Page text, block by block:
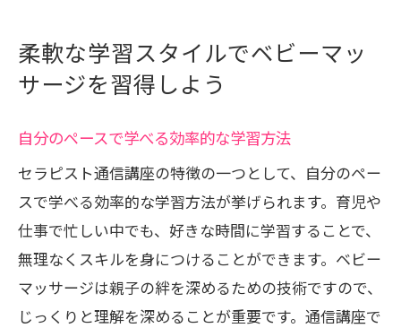
柔軟な学習スタイルでベビーマッ
サージを習得しよう
自分のペースで学べる効率的な学習方法
セラピスト通信講座の特徴の一つとして、自分のペー
スで学べる効率的な学習方法が挙げられます。育児や
仕事で忙しい中でも、好きな時間に学習することで、
無理なくスキルを身につけることができます。ベビー
マッサージは親子の絆を深めるための技術ですので、
じっくりと理解を深めることが重要です。通信講座で